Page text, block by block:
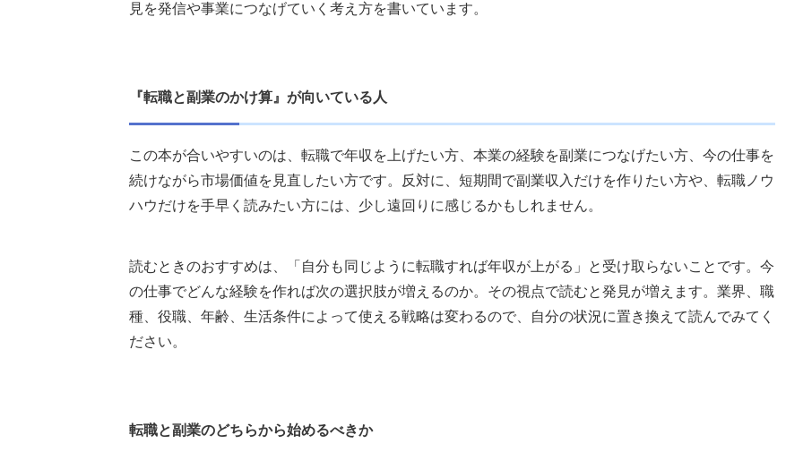
見を発信や事業につなげていく考え方を書いています。
『転職と副業のかけ算』が向いている人
この本が合いやすいのは、転職で年収を上げたい方、本業の経験を副業につなげたい方、今の仕事を
続けながら市場価値を見直したい方です。反対に、短期間で副業収入だけを作りたい方や、転職ノウ
ハウだけを手早く読みたい方には、少し遠回りに感じるかもしれません。
読むときのおすすめは、「自分も同じように転職すれば年収が上がる」と受け取らないことです。今
の仕事でどんな経験を作れば次の選択肢が増えるのか。その視点で読むと発見が増えます。業界、職
種、役職、年齢、生活条件によって使える戦略は変わるので、自分の状況に置き換えて読んでみてく
ださい。
転職と副業のどちらから始めるべきか